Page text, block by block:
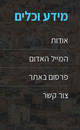
מידע וכלים
אודות
המייל האדום
פרסום באתר
צור קשר